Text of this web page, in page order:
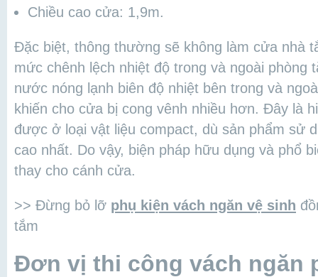
Chiều cao cửa: 1,9m.
Đặc biệt, thông thường sẽ không làm cửa nhà
mức chênh lệch nhiệt độ trong và ngoài phòng
nước nóng lạnh biên độ nhiệt bên trong và
khiến cho cửa bị cong vênh nhiều hơn. Đây là
được ở loại vật liệu compact, dù sản phẩm sử
cao nhất. Do vậy, biện pháp hữu dụng và phổ
thay cho cánh cửa.
>> Đừng bỏ lỡ phụ kiện vách ngăn vệ sinh
tắm
Đơn vị thi công vách ngăn